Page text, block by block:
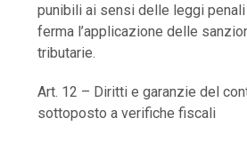
punibili ai sensi delle leggi
ferma l’applicazione delle
tributarie.
Art. 12 – Diritti e garanzie del
sottoposto a verifiche fiscali